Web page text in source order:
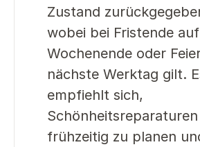
Zustand
wobei bei Fristende
Wochenende oder
nächste Werktag gilt.
empfiehlt sich,
Schönheitsreparaturen
frühzeitig zu planen